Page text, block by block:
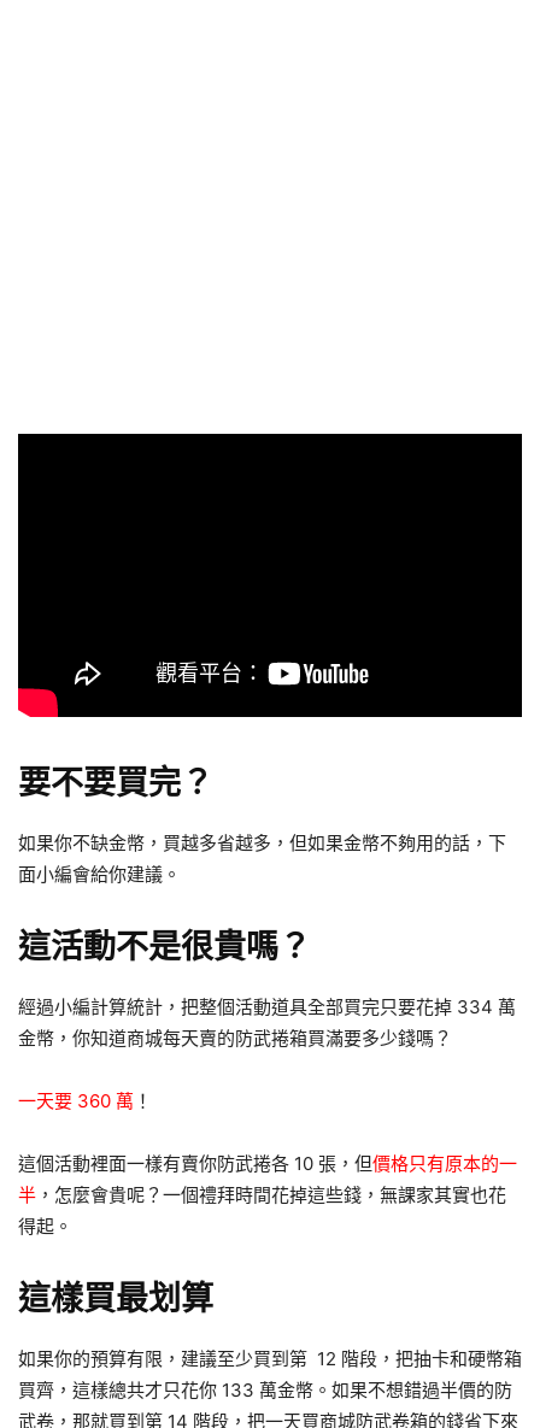
要不要買完？
如果你不缺金幣，買越多省越多，但如果金幣不夠用的話，下
面小編會給你建議。
這活動不是很貴嗎？
經過小編計算統計，把整個活動道具全部買完只要花掉 334 萬
金幣，你知道商城每天賣的防武捲箱買滿要多少錢嗎？
一天要 360 萬 ！
這個活動裡面一樣有賣你防武捲各 10 張，但價格只有原本的一
半 ，怎麼會貴呢？一個禮拜時間花掉這些錢，無課家其實也花
得起。
這樣買最划算
如果你的預算有限，建議至少買到第 12 階段，把抽卡和硬幣箱
買齊，這樣總共才只花你 133 萬金幣。如果不想錯過半價的防
武卷，那就買到第 14 階段，把一天買商城防武卷箱的錢省下來